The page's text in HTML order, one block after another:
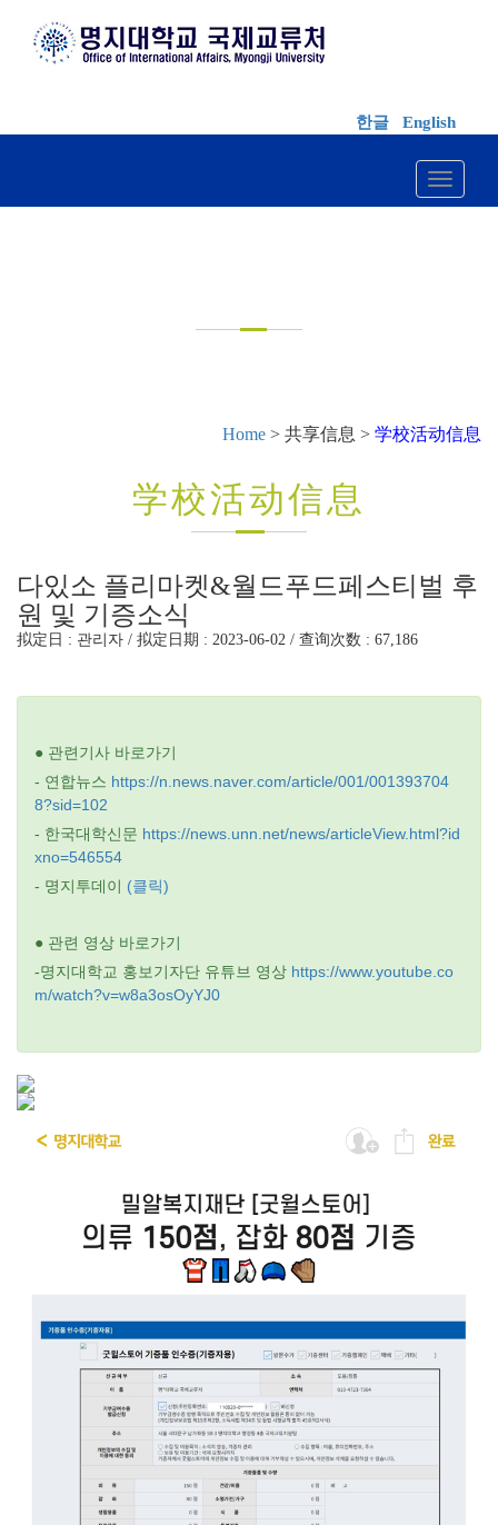
한글 English
Toggle
Home > 共享信息 > 学校活动信息
学校活动信息
다있소 플리마켓&월드푸드페스티벌 후
원 및 기증소식
拟定日 : 관리자 / 拟定日期 : 2023-06-02 / 查询次数 : 67,186
● 관련기사 바로가기
- 연합뉴스 https://n.news.naver.com/article/001/001393704
8?sid=102
- 한국대학신문 https://news.unn.net/news/articleView.html?id
xno=546554
- 명지투데이 (클릭)
● 관련 영상 바로가기
-명지대학교 홍보기자단 유튜브 영상 https://www.youtube.co
m/watch?v=w8a3osOyYJ0